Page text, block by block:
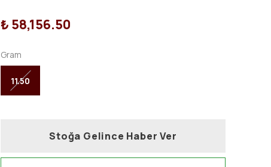
₺ 58,156.50
Gram
11.50
Stoğa Gelince Haber Ver